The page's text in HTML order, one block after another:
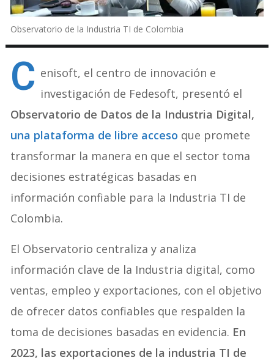
Observatorio de la Industria TI de Colombia
C enisoft, el centro de innovación e
investigación de Fedesoft, presentó el
Observatorio de Datos de la Industria Digital,
una plataforma de libre acceso que promete
transformar la manera en que el sector toma
decisiones estratégicas basadas en
información confiable para la Industria TI de
Colombia.
El Observatorio centraliza y analiza
información clave de la Industria digital, como
ventas, empleo y exportaciones, con el objetivo
de ofrecer datos confiables que respalden la
toma de decisiones basadas en evidencia. En
2023, las exportaciones de la industria TI de